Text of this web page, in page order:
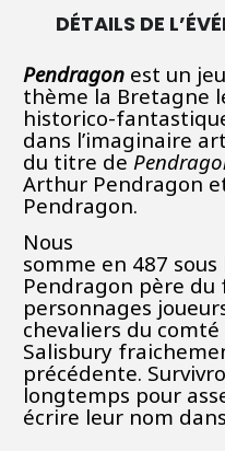
DÉTAILS DE
Pendragon est un
thème la Bretagne
historico-
dans l’imaginaire
du titre de
Arthur Pendragon
Pendragon.
Nous
somme en 487
Pendragon père du
personnages
chevaliers du comté
Salisbury
précédente.
longtemps pour
écrire leur nom